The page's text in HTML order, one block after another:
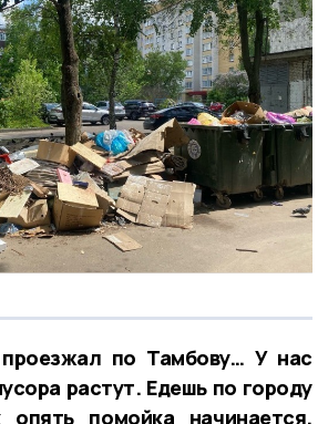
по Тамбову… У нас
растут. Едешь по городу
помойка начинается.